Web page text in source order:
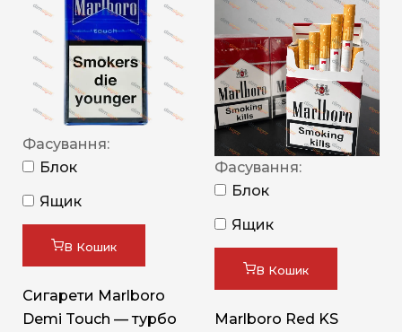
Фасування:
Блок
Ящик
В Кошик
Сигарети Marlboro
Demi Touch — турбо
Фасування:
Блок
Ящик
В Кошик
Marlboro Red KS